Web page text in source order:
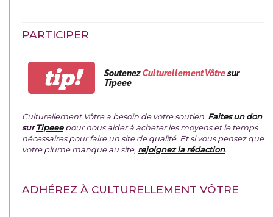
PARTICIPER
tip! SoutenezCulturellement Vôtresur
Tipeee
Culturellement Vôtre a besoin de votre soutien. Faites un don
surTipeeepour nous aider à acheter les moyens et le temps
nécessaires pour faire un site de qualité. Et si vous pensez que
votre plume manque au site, rejoignez la rédaction.
ADHÉREZ À CULTURELLEMENT VÔTRE